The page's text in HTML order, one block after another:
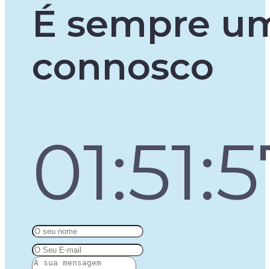
É sempre
connosco